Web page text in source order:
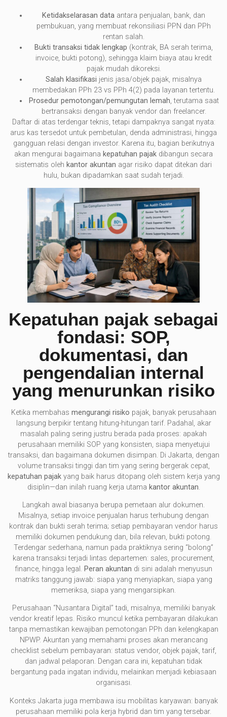
Ketidakselarasan data antara penjualan, bank, dan
pembukuan, yang membuat rekonsiliasi PPN dan PPh
rentan salah.
Bukti transaksi tidak lengkap (kontrak, BA serah terima,
invoice, bukti potong), sehingga klaim biaya atau kredit
pajak mudah dikoreksi.
Salah klasifikasi jenis jasa/objek pajak, misalnya
membedakan PPh 23 vs PPh 4(2) pada layanan tertentu.
Prosedur pemotongan/pemungutan lemah, terutama saat
bertransaksi dengan banyak vendor dan freelancer.
Daftar di atas terdengar teknis, tetapi dampaknya sangat nyata:
arus kas tersedot untuk pembetulan, denda administrasi, hingga
gangguan relasi dengan investor. Karena itu, bagian berikutnya
akan mengurai bagaimana kepatuhan pajak dibangun secara
sistematis oleh kantor akuntan agar risiko dapat ditekan dari
hulu, bukan dipadamkan saat sudah terjadi.
Kepatuhan pajak sebagai
fondasi: SOP,
dokumentasi, dan
pengendalian internal
yang menurunkan risiko
Ketika membahas mengurangi risiko pajak, banyak perusahaan
langsung berpikir tentang hitung-hitungan tarif. Padahal, akar
masalah paling sering justru berada pada proses: apakah
perusahaan memiliki SOP yang konsisten, siapa menyetujui
transaksi, dan bagaimana dokumen disimpan. Di Jakarta, dengan
volume transaksi tinggi dan tim yang sering bergerak cepat,
kepatuhan pajakyang baik harus ditopang oleh sistem kerja yang
disiplin—dan inilah ruang kerja utama kantor akuntan.
Langkah awal biasanya berupa pemetaan alur dokumen.
Misalnya, setiap invoice penjualan harus terhubung dengan
kontrak dan bukti serah terima; setiap pembayaran vendor harus
memiliki dokumen pendukung dan, bila relevan, bukti potong.
Terdengar sederhana, namun pada praktiknya sering “bolong”
karena transaksi terjadi lintas departemen: sales, procurement,
finance, hingga legal. Peran akuntan di sini adalah menyusun
matriks tanggung jawab: siapa yang menyiapkan, siapa yang
memeriksa, siapa yang mengarsipkan.
Perusahaan “Nusantara Digital” tadi, misalnya, memiliki banyak
vendor kreatif lepas. Risiko muncul ketika pembayaran dilakukan
tanpa memastikan kewajiban pemotongan PPh dan kelengkapan
NPWP. Akuntan yang memahami proses akan merancang
checklist sebelum pembayaran: status vendor, objek pajak, tarif,
dan jadwal pelaporan. Dengan cara ini, kepatuhan tidak
bergantung pada ingatan individu, melainkan menjadi kebiasaan
organisasi.
Konteks Jakarta juga membawa isu mobilitas karyawan: banyak
perusahaan memiliki pola kerja hybrid dan tim yang tersebar.